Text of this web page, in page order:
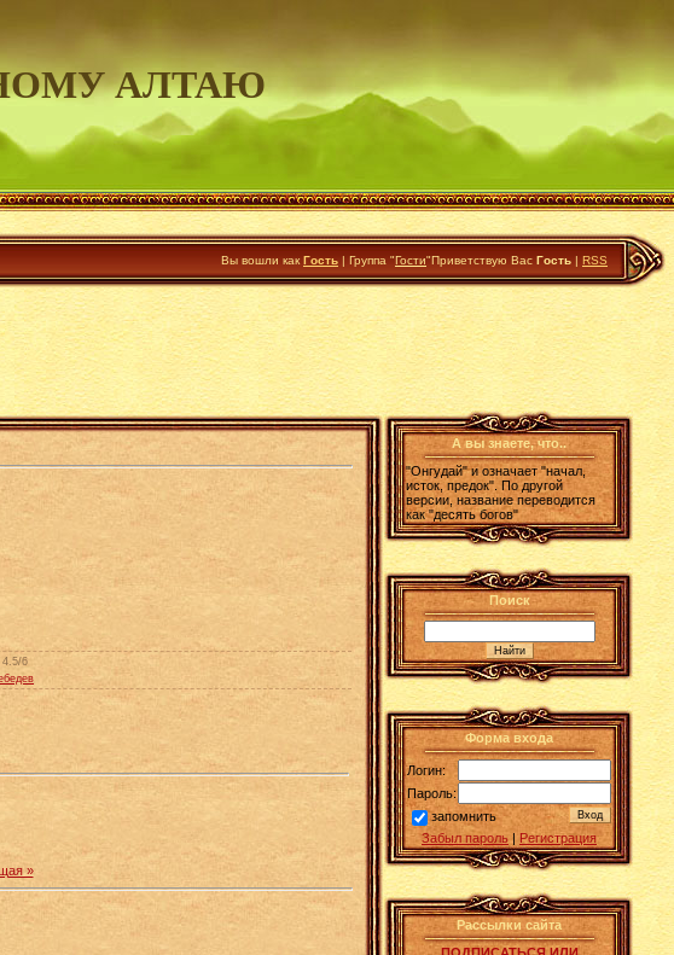
АЛТАЮ
Вы вошли как Гость | Группа "Гости"Приветствую Вас Гость | RSS
6
»
А вы знаете, что..
"Онгудай" и означает "начал,
исток, предок". По другой
версии, название переводится
как "десять богов"
Поиск
Форма входа
Логин:
Пароль:
запомнить
Забыл пароль | Регистрация
Рассылки сайта